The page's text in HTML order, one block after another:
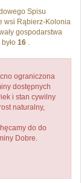
Spisu
wsi Rąbierz-Kolonia
gospodarstwa
16 .
ograniczona
dostępnych
i stan cywilny
naturalny,
do do
Dobre.